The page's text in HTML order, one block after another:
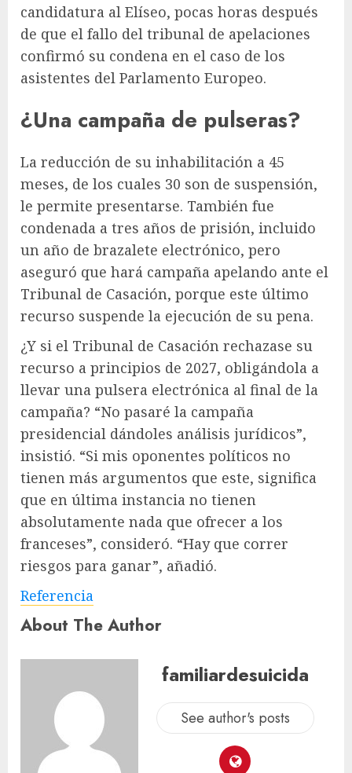
candidatura al Elíseo, pocas horas después
de que el fallo del tribunal de apelaciones
confirmó su condena en el caso de los
asistentes del Parlamento Europeo.
¿Una campaña de pulseras?
La reducción de su inhabilitación a 45
meses, de los cuales 30 son de suspensión,
le permite presentarse. También fue
condenada a tres años de prisión, incluido
un año de brazalete electrónico, pero
aseguró que hará campaña apelando ante el
Tribunal de Casación, porque este último
recurso suspende la ejecución de su pena.
¿Y si el Tribunal de Casación rechazase su
recurso a principios de 2027, obligándola a
llevar una pulsera electrónica al final de la
campaña? “No pasaré la campaña
presidencial dándoles análisis jurídicos”,
insistió. “Si mis oponentes políticos no
tienen más argumentos que este, significa
que en última instancia no tienen
absolutamente nada que ofrecer a los
franceses”, consideró. “Hay que correr
riesgos para ganar”, añadió.
Referencia
About The Author
familiardesuicida
See author's posts